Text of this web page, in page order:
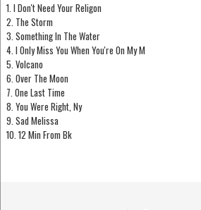
1. I Don't Need Your Religon
2. The Storm
3. Something In The Water
4. I Only Miss You When You're On My M
5. Volcano
6. Over The Moon
7. One Last Time
8. You Were Right, Ny
9. Sad Melissa
10. 12 Min From Bk